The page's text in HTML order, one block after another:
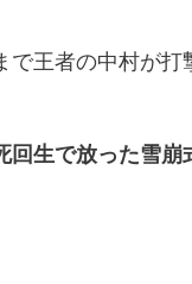
で王者の中村が打
回生で放った雪